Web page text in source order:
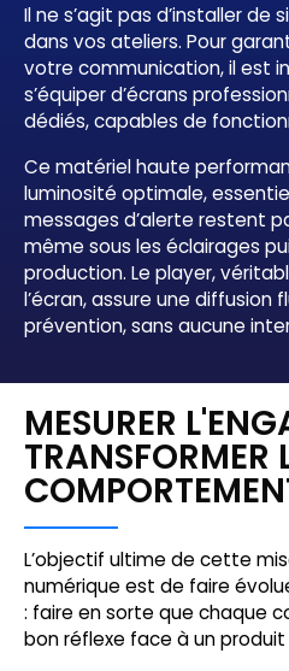
Il ne s’agit pas d’installer de
dans vos ateliers. Pour
votre communication, il est
s’équiper d’écrans
dédiés, capables de
Ce matériel haute
luminosité optimale,
messages d’alerte restent
même sous les éclairages
production. Le player,
l’écran, assure une diffusion
prévention, sans aucune
MESURER
TRANSFORMER
L’objectif ultime de cette
numérique est de faire
: faire en sorte que chaque
bon réflexe face à un produit